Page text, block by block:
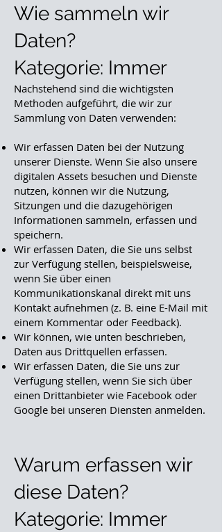
Wie sammeln wir
Daten?
Kategorie: Immer
Nachstehend sind die wichtigsten
Methoden aufgeführt, die wir zur
Sammlung von Daten verwenden:
Wir erfassen Daten bei der Nutzung
unserer Dienste. Wenn Sie also unsere
digitalen Assets besuchen und Dienste
nutzen, können wir die Nutzung,
Sitzungen und die dazugehörigen
Informationen sammeln, erfassen und
speichern.
Wir erfassen Daten, die Sie uns selbst
zur Verfügung stellen, beispielsweise,
wenn Sie über einen
Kommunikationskanal direkt mit uns
Kontakt aufnehmen (z. B. eine E-Mail mit
einem Kommentar oder Feedback).
Wir können, wie unten beschrieben,
Daten aus Drittquellen erfassen.
Wir erfassen Daten, die Sie uns zur
Verfügung stellen, wenn Sie sich über
einen Drittanbieter wie Facebook oder
Google bei unseren Diensten anmelden.
Warum erfassen wir
diese Daten?
Kategorie: Immer